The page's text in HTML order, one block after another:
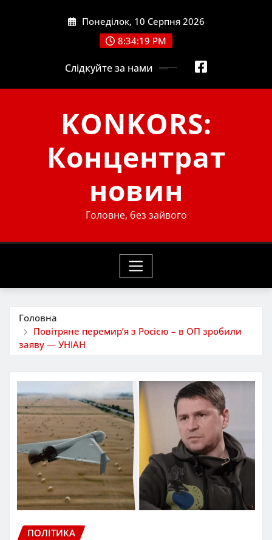
Понеділок, 10 Серпня 2026
8:34:19 PM
Слідкуйте за нами
KONKORS:
Концентрат
новин
Головне, без зайвого
Головна
Повітряне перемир’я з Росією – в ОП зробили
заяву — УНІАН
ПОЛІТИКА